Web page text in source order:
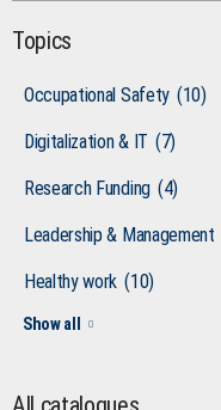
Topics
Occupational Safety (10)
Digitalization & IT (7)
Research Funding (4)
Leadership & Management
Healthy work (10)
Show all